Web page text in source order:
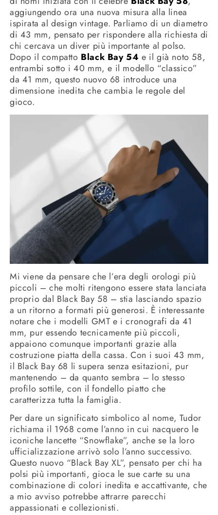
aggiungendo ora una nuova misura alla linea
ispirata al design vintage. Parliamo di un diametro
di 43 mm, pensato per rispondere alla richiesta di
chi cercava un diver più importante al polso.
Dopo il compatto Black Bay 54 e il già noto 58,
entrambi sotto i 40 mm, e il modello “classico”
da 41 mm, questo nuovo 68 introduce una
dimensione inedita che cambia le regole del
gioco.
Mi viene da pensare che l’era degli orologi più
piccoli – che molti ritengono essere stata lanciata
proprio dal Black Bay 58 – stia lasciando spazio
a un ritorno a formati più generosi. È interessante
notare che i modelli GMT e i cronografi da 41
mm, pur essendo tecnicamente più piccoli,
appaiono comunque importanti grazie alla
costruzione piatta della cassa. Con i suoi 43 mm,
il Black Bay 68 li supera senza esitazioni, pur
mantenendo – da quanto sembra – lo stesso
profilo sottile, con il fondello piatto che
caratterizza tutta la famiglia.
Per dare un significato simbolico al nome, Tudor
richiama il 1968 come l’anno in cui nacquero le
iconiche lancette “Snowflake”, anche se la loro
ufficializzazione arrivò solo l’anno successivo.
Questo nuovo “Black Bay XL”, pensato per chi ha
polsi più importanti, gioca le sue carte su una
combinazione di colori inedita e accattivante, che
a mio avviso potrebbe attrarre parecchi
appassionati e collezionisti.